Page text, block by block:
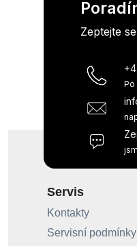
Zeptejte
Po
Servis
Kontakty
Servisní podmínky